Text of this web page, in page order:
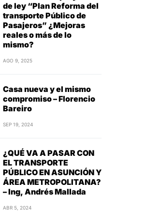
de ley “Plan Reforma del
transporte Público de
Pasajeros” ¿Mejoras
reales o más de lo
mismo?
AGO 9, 2025
Casa nueva y el mismo
compromiso – Florencio
Bareiro
SEP 19, 2024
¿QUÉ VA A PASAR CON
EL TRANSPORTE
PÚBLICO EN ASUNCIÓN Y
ÁREA METROPOLITANA?
– Ing, Andrés Mallada
ABR 5, 2024